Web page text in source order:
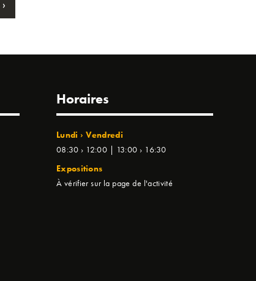
›
Horaires
Lundi › Vendredi
08:30 › 12:00 | 13:00 › 16:30
Expositions
À vérifier sur la page de l'activité